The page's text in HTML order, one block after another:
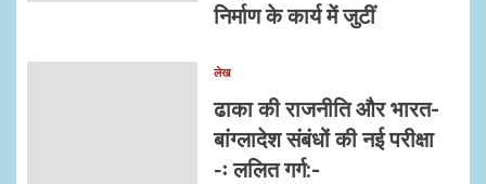
निर्माण के कार्य में जुटीं
लेख
ढाका की राजनीति और भारत-
बांग्लादेश संबंधों की नई परीक्षा
-ः ललित गर्ग:-